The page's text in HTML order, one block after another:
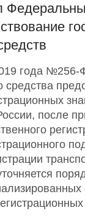
года
средства
после